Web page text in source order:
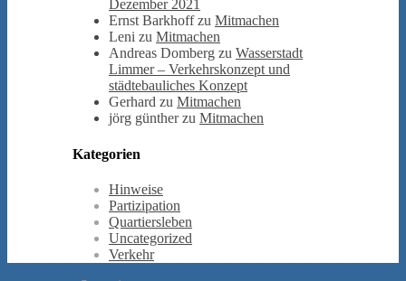
Dezember 2021
Ernst Barkhoffzu Mitmachen
Leni zu Mitmachen
Andreas Domberg zu Wasserstadt
Limmer – Verkehrskonzept und
städtebauliches Konzept
Gerhard zu Mitmachen
jörg güntherzu Mitmachen
Kategorien
Hinweise
Partizipation
Quartiersleben
Uncategorized
Verkehr